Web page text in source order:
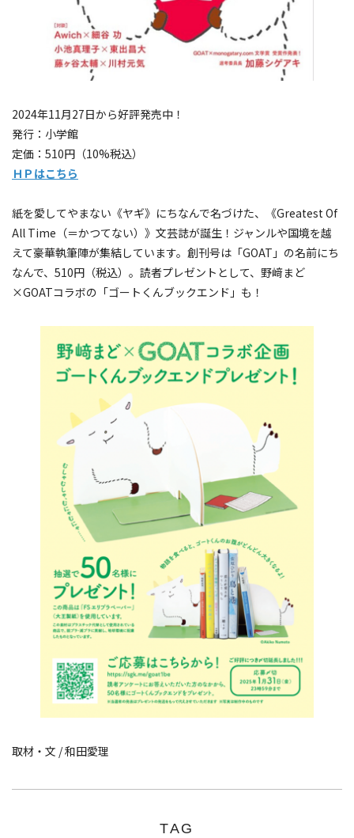
2024年11月27日から好評発売中！
発行：小学館
定価：510円（10%税込）
ＨＰはこちら
紙を愛してやまない《ヤギ》にちなんで名づけた、《Greatest Of
All Time（＝かつてない）》文芸誌が誕生！ジャンルや国境を越
えて豪華執筆陣が集結しています。創刊号は「GOAT」の名前にち
なんで、510円（税込）。読者プレゼントとして、野﨑まど
×GOATコラボの「ゴートくんブックエンド」も！
取材・文 / 和田愛理
TAG